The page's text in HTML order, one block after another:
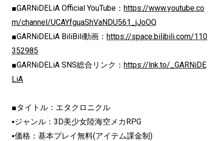
■GARNiDELiA Official YouTube： https://www.youtube.co
m/channel/UCAYfguaShVaNDU561_jJoOQ
■GARNiDELiA BiliBili動画： https://space.bilibili.com/110
352985
■GARNiDELiA SNS総合リンク： https://lnk.to/_GARNiDE
LiA
■タイトル：エタクロニクル
▪ジャンル：3D美少女陸海空メカRPG
▪価格：基本プレイ無料(アイテム課金制)